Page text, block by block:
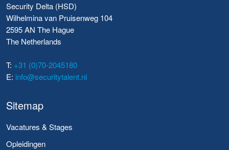
Security Delta (HSD)
Wilhelmina van Pruisenweg 104
2595 AN The Hague
The Netherlands
T: +31 (0)70-2045180
E: info@securitytalent.nl
Sitemap
Vacatures & Stages
Opleidingen